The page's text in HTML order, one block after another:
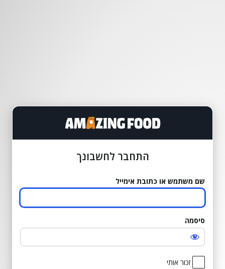
התחבר
התחבר לחשבונך
שם משתמש או כתובת אימייל
סיסמה
זכור אותי